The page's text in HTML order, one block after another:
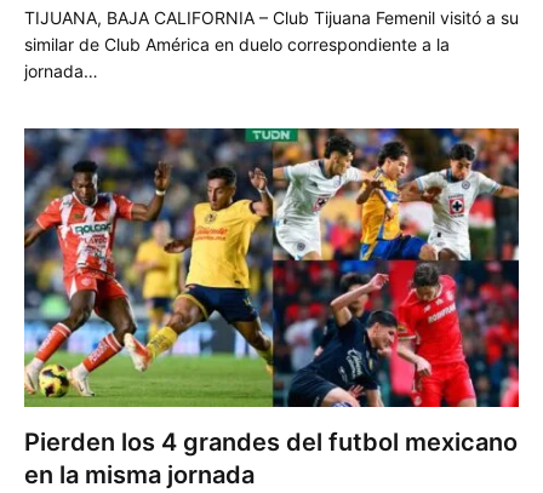
TIJUANA, BAJA CALIFORNIA – Club Tijuana Femenil visitó a su
similar de Club América en duelo correspondiente a la
jornada…
Pierden los 4 grandes del futbol mexicano
en la misma jornada